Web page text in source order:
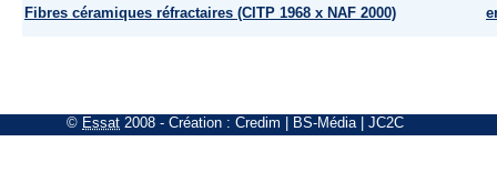
Fibres céramiques réfractaires (CITP 1968 x NAF 2000)
© Essat 2008 - Création : Credim BS-Média| JC2C